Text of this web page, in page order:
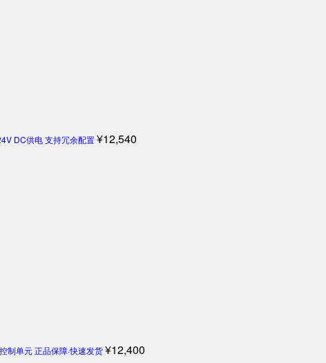
DC供电 支持冗余配置¥12,540
制单元 正品保障·快速发货¥12,400